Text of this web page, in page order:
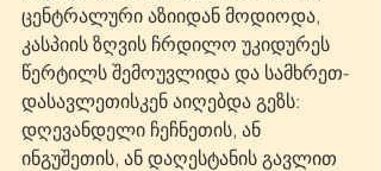
ცენტრალური აზიიდან მოდიოდა,
კასპიის ზღვის ჩრდილო უკიდურეს
წერტილს შემოუვლიდა და სამხრეთ-
დასავლეთისკენ აიღებდა გეზს:
დღევანდელი ჩეჩნეთის, ან
ინგუშეთის, ან დაღესტანის გავლით